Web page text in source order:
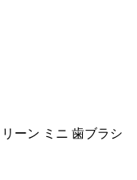
ーン ミニ 歯ブラシ